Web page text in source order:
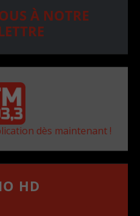
À NOTRE
dès maintenant !
HD